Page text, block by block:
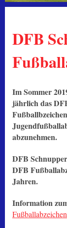
DFB
Im Sommer
jährlich das
abzunehmen.
DFB
DFB
Jahren.
Information
Fußballabzeichen